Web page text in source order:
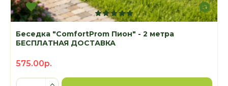
Беседка "ComfortProm Пион" - 2 метра
БЕСПЛАТНАЯ ДОСТАВКА
575.00р.